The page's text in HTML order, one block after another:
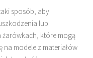
sposób, aby
lub
żarówkach, które mogą
na modele z materiałów